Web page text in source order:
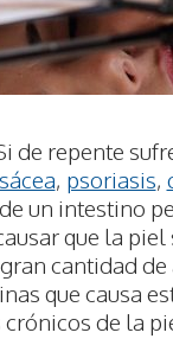
de repente
, psoriasis,
un intestino
que la piel
cantidad de
que causa
de la